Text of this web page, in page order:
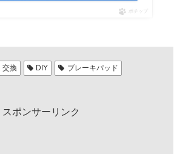
ポチップ
交換 DIY
ブレーキパッド
スポンサーリンク